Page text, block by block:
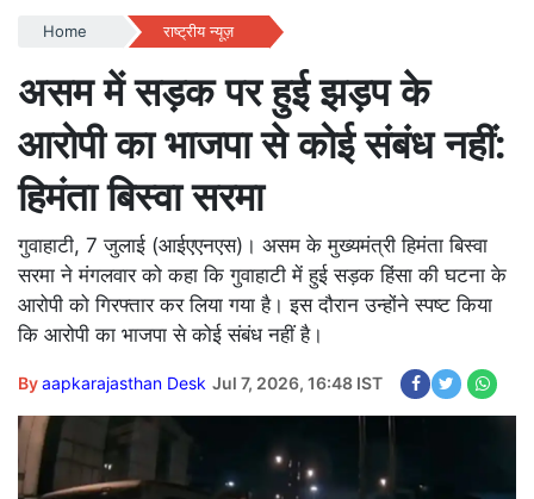
Home राष्ट्रीय न्यूज़
असम में सड़क पर हुई झड़प के
आरोपी का भाजपा से कोई संबंध नहीं:
हिमंता बिस्वा सरमा
गुवाहाटी, 7 जुलाई (आईएएनएस)। असम के मुख्यमंत्री हिमंता बिस्वा
सरमा ने मंगलवार को कहा कि गुवाहाटी में हुई सड़क हिंसा की घटना के
आरोपी को गिरफ्तार कर लिया गया है। इस दौरान उन्होंने स्पष्ट किया
कि आरोपी का भाजपा से कोई संबंध नहीं है।
Byaapkarajasthan Desk Jul 7, 2026, 16:48 IST